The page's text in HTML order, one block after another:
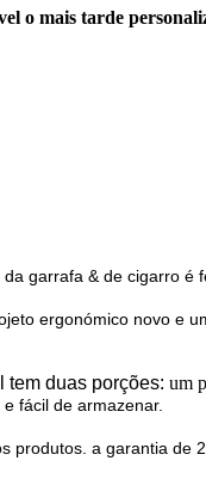
o mais tarde
garrafa & de cigarro
ergonómico novo e
tem duas porções: um
fácil de armazenar.
produtos. a garantia de